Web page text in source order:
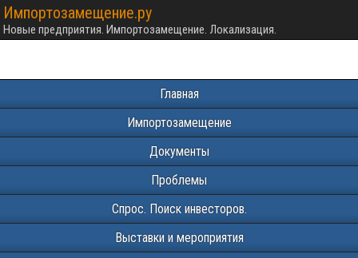
Импортозамещение.ру
Новые предприятия. Импортозамещение. Локализация.
Главная
Импортозамещение
Документы
Проблемы
Спрос. Поиск инвесторов.
Выставки и мероприятия